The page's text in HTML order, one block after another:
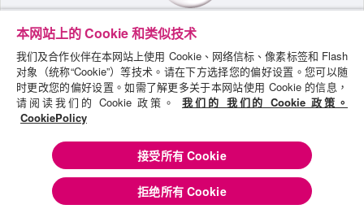
探索VEET
保密聲明
COOKIE政策
聯絡我們
網站地圖
本网站上的 Cookie 和类似技术
我们及合作伙伴在本网站上使用 Cookie、网络信标、像素标签和 Flash
对象（统称“Cookie”）等技术。请在下方选择您的偏好设置。您可以随
时更改您的偏好设置。如需了解更多关于本网站使用 Cookie 的信息，
请阅读我们的 Cookie 政策。 我们的 我们的 Cookie 政策。
CookiePolicy
接受所有 Cookie
拒绝所有 Cookie